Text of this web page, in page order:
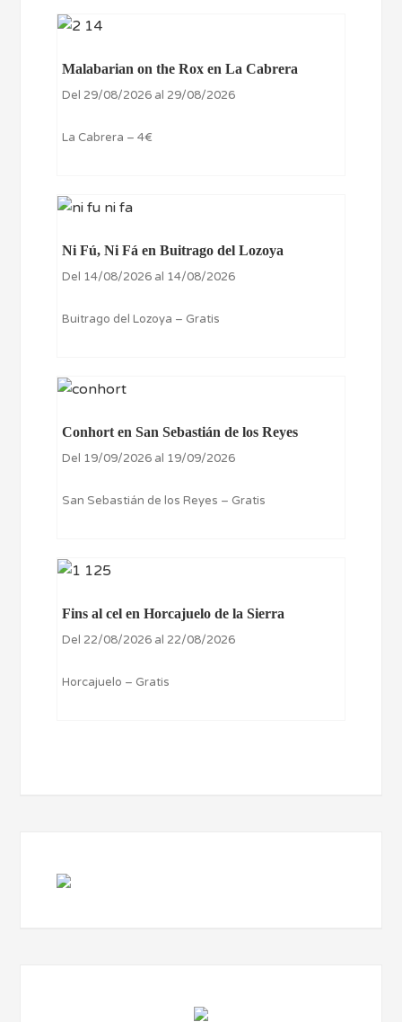
Malabarian on the Rox en La Cabrera
Del 29/08/2026 al 29/08/2026
La Cabrera – 4€
Ni Fú, Ni Fá en Buitrago del Lozoya
Del 14/08/2026 al 14/08/2026
Buitrago del Lozoya – Gratis
Conhort en San Sebastián de los Reyes
Del 19/09/2026 al 19/09/2026
San Sebastián de los Reyes – Gratis
Fins al cel en Horcajuelo de la Sierra
Del 22/08/2026 al 22/08/2026
Horcajuelo – Gratis